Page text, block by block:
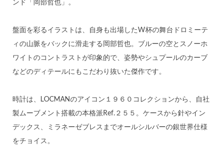
ンド「岡部哲也」。
盤面を彩るイラストは、自身も出場したW杯の舞台ドロミーテ
ィの山脈をバックに滑走する岡部哲也。ブルーの空とスノーホ
ワイトのコントラストが印象的で、姿勢やシュプールのカーブ
などのディテールにもこだわり抜いた傑作です。
時計は、LOCMANのアイコン１９６０コレクションから、自社
製ムーブメント搭載の本格派Ref.２５５。ケースから針やイン
デックス、ミラネーゼブレスまでオールシルバーの銀世界仕様
をチョイス。